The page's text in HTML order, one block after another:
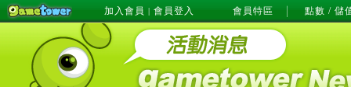
加入會員 | 會員登入 會員特區 點數 / 儲